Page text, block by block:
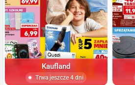
Kaufland
Trwa jeszcze 4 dni